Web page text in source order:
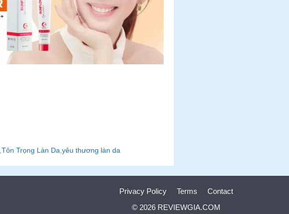
Tôn Trọng Làn Da yêu thương làn da
Privacy Policy Terms
Contact
© 2026 REVIEWGIA.COM